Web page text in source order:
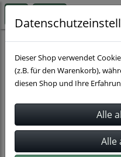
Schläuche Wasserschläuche
Dieser Shop verwendet
(z.B. für den Warenkorb),
diesen Shop und Ihre